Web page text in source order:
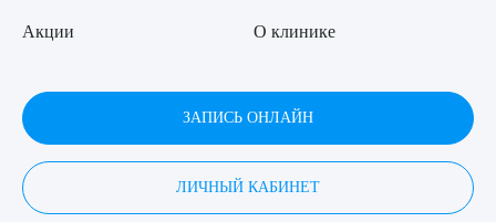
Акции О клинике
ЗАПИСЬ ОНЛАЙН
ЛИЧНЫЙ КАБИНЕТ